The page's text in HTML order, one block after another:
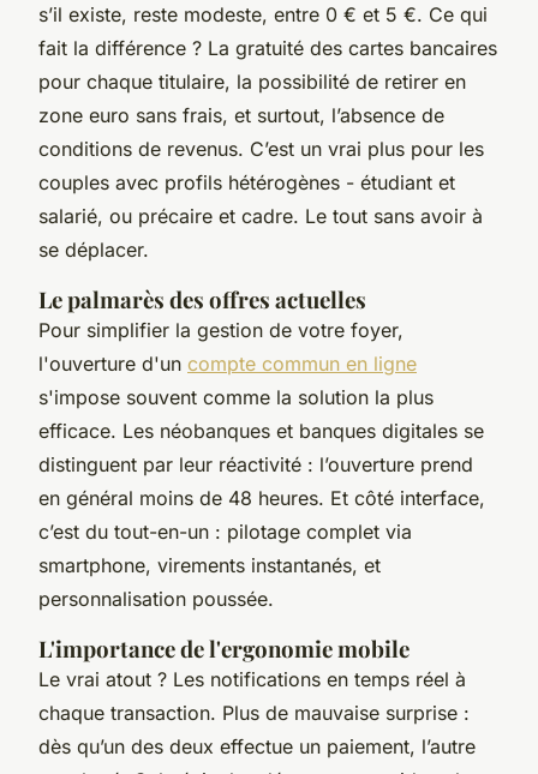
s’il existe, reste modeste, entre 0 € et 5 €. Ce qui
fait la différence ? La gratuité des cartes bancaires
pour chaque titulaire, la possibilité de retirer en
zone euro sans frais, et surtout, l’absence de
conditions de revenus. C’est un vrai plus pour les
couples avec profils hétérogènes - étudiant et
salarié, ou précaire et cadre. Le tout sans avoir à
se déplacer.
Le palmarès des offres actuelles
Pour simplifier la gestion de votre foyer,
l'ouverture d'un compte commun en ligne
s'impose souvent comme la solution la plus
efficace. Les néobanques et banques digitales se
distinguent par leur réactivité : l’ouverture prend
en général moins de 48 heures. Et côté interface,
c’est du tout-en-un : pilotage complet via
smartphone, virements instantanés, et
personnalisation poussée.
L'importance de l'ergonomie mobile
Le vrai atout ? Les notifications en temps réel à
chaque transaction. Plus de mauvaise surprise :
dès qu’un des deux effectue un paiement, l’autre